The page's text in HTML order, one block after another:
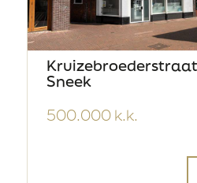
Sneek
500.000 k.k.